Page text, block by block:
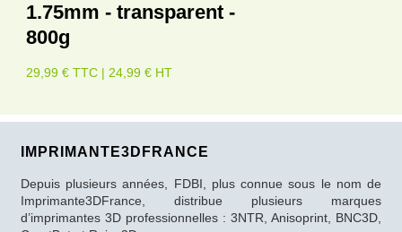
1.75mm - transparent -
800g
29,99 € TTC | 24,99 € HT
IMPRIMANTE3DFRANCE
Depuis plusieurs années, FDBI, plus connue sous le nom de
Imprimante3DFrance, distribue plusieurs marques
d’imprimantes 3D professionnelles : 3NTR, Anisoprint, BNC3D,